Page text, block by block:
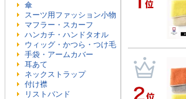
傘
スーツ用ファッション小物
マフラー・スカーフ
ハンカチ・ハンドタオル
ウィッグ・かつら・つけ毛
手袋・アームカバー
耳あて
ネックストラップ
付け襟
リストバンド